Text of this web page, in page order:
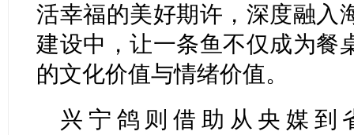
活幸福的美好期许，深度融入
建设中，让一条鱼不仅成为餐
的文化价值与情绪价值。
兴宁鸽则借助从央媒到